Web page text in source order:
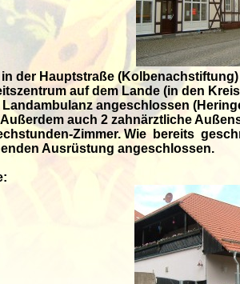
in der Hauptstraße
auf dem Lande (in den
Landambulanz angeschlossen
auch 2 zahnärztliche
Zimmer. Wie bereits
Ausrüstung angeschlossen.